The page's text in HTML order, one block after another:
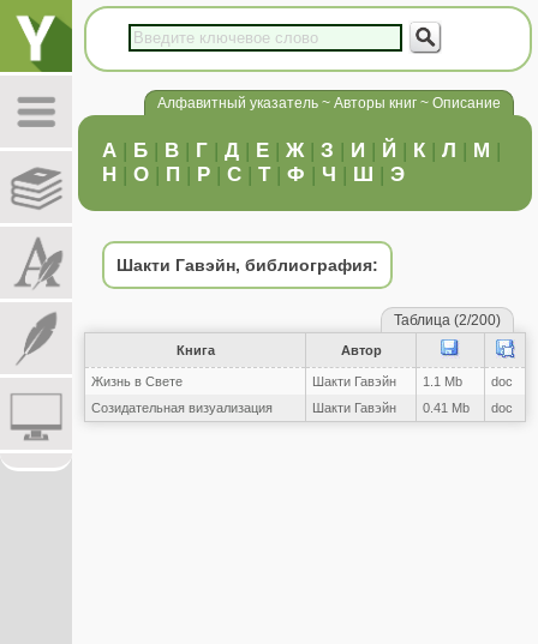
Алфавитный указатель ~ Авторы книг ~ Описание
А | Б | В | Г | Д | Е | Ж| З | И | Й | К | Л | М |
Н | О | П | Р | С | Т| Ф | Ч | Ш | Э
Шакти Гавэйн, библиография:
Таблица (2/200)
Книга Автор
Жизнь в Свете Шакти Гавэйн 1.1 Mb
doc
Созидательная визуализация
Шакти Гавэйн 0.41 Mb doc